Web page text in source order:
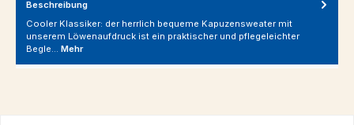
Beschreibung
Cooler Klassiker: der herrlich bequeme Kapuzensweater mit
unserem Löwenaufdruck ist ein praktischer und pflegeleichter
Begle… Mehr